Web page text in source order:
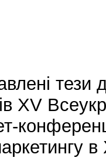
тези
ХV
в